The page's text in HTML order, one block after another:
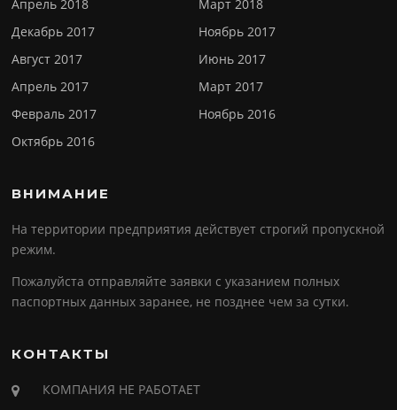
Апрель 2018
Март 2018
Декабрь 2017
Ноябрь 2017
Август 2017
Июнь 2017
Апрель 2017
Март 2017
Февраль 2017
Ноябрь 2016
Октябрь 2016
ВНИМАНИЕ
На территории предприятия действует строгий пропускной
режим.
Пожалуйста отправляйте заявки с указанием полных
паспортных данных заранее, не позднее чем за сутки.
КОНТАКТЫ
КОМПАНИЯ НЕ РАБОТАЕТ